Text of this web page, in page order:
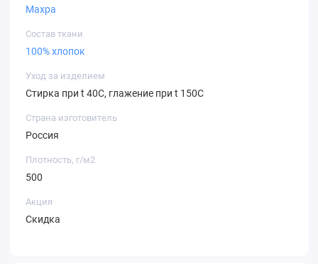
Махра
Состав ткани
100% хлопок
Уход за изделием
Стирка при t 40С, глажение при t 150С
Страна изготовитель
Россия
Плотность, г/м2
500
Акция
Скидка